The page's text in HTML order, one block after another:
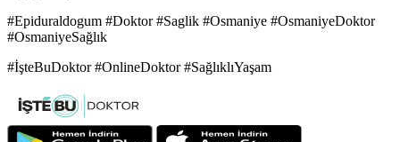
#Epiduraldogum #Doktor #Saglik #Osmaniye #OsmaniyeDoktor
#OsmaniyeSağlık
#İşteBuDoktor #OnlineDoktor #SağlıklıYaşam